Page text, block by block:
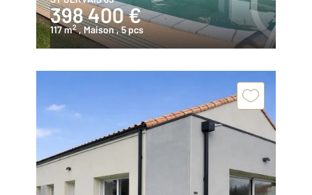
398 400 €
117 m2 , Maison, 5 pcs